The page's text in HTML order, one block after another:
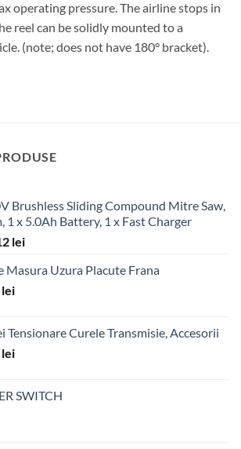
operating pressure. The airline stops in
reel can be solidly mounted to a
(note; does not have 180° bracket).
Brushless Sliding Compound Mitre Saw,
1 x 5.0Ah Battery, 1 x Fast Charger
lei
Masura Uzura Placute Frana
lei
Tensionare Curele Transmisie, Accesorii
lei
SWITCH